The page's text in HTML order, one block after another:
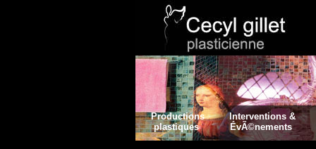
Productions
plastiques
Interventions &
ÉvÃ©nements